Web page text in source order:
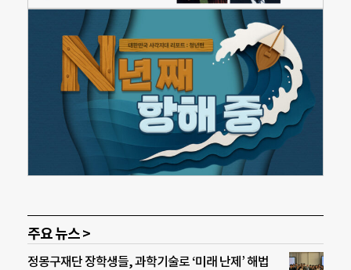
주요 뉴스 >
정몽구재단 장학생들, 과학기술로 ‘미래 난제’ 해법